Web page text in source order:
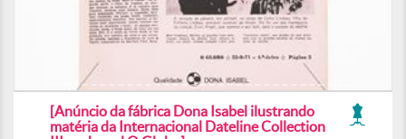
[Anúncio da fábrica Dona Isabel ilustrando
matéria da Internacional Dateline Collection